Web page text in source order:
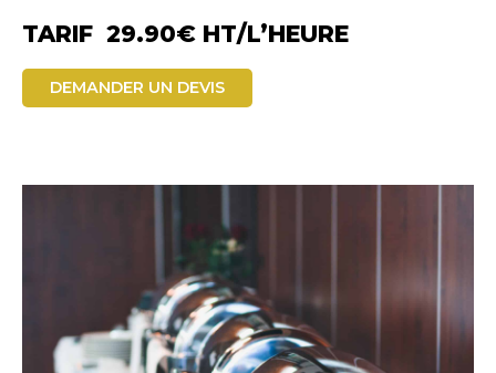
TARIF 29.90€ HT/L’HEURE
DEMANDER UN DEVIS